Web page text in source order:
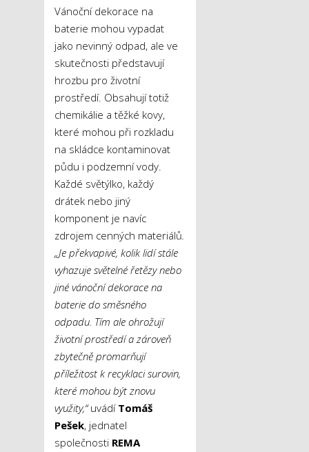
Vánoční dekorace na
baterie mohou vypadat
jako nevinný odpad, ale ve
skutečnosti představují
hrozbu pro životní
prostředí. Obsahují totiž
chemikálie a těžké kovy,
které mohou při rozkladu
na skládce kontaminovat
půdu i podzemní vody.
Každé světýlko, každý
drátek nebo jiný
komponent je navíc
zdrojem cenných materiálů.
„Je překvapivé, kolik lidí stále
vyhazuje světelné řetězy nebo
jiné vánoční dekorace na
baterie do směsného
odpadu. Tím ale ohrožují
životní prostředí a zároveň
zbytečně promarňují
příležitost k recyklaci surovin,
které mohou být znovu
využity,“uvádí Tomáš
Pešek, jednatel
společnosti REMA